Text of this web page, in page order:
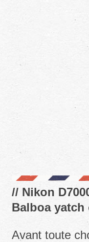
// Nikon
Balboa yatch
Avant toute